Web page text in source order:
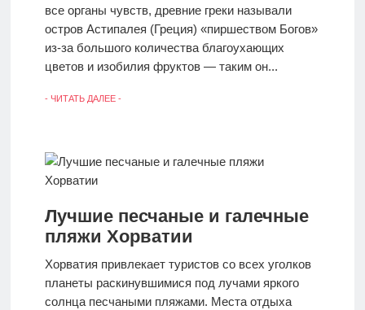
все органы чувств, древние греки называли
остров Астипалея (Греция) «пиршеством Богов»
из-за большого количества благоухающих
цветов и изобилия фруктов — таким он...
- ЧИТАТЬ ДАЛЕЕ -
Лучшие песчаные и галечные
пляжи Хорватии
Хорватия привлекает туристов со всех уголков
планеты раскинувшимися под лучами яркого
солнца песчаными пляжами. Места отдыха